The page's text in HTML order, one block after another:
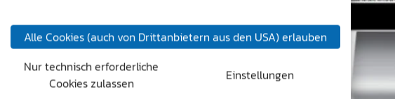
Alle Cookies (auch von Drittanbietern aus den USA) erlauben
Nur technisch erforderliche
Cookies zulassen
Einstellungen